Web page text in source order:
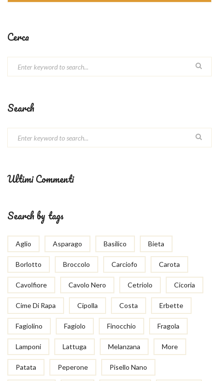
Cerca
Search
Ultimi Commenti
Search by tags
Aglio Asparago Basilico Bieta
Borlotto Broccolo Carciofo Carota
Cavolfiore Cavolo Nero Cetriolo Cicoria
Cime Di Rapa Cipolla Costa Erbette
Fagiolino Fagiolo Finocchio Fragola
Lamponi Lattuga Melanzana More
Patata Peperone Pisello Nano